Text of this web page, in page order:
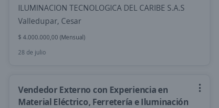
ILUMINACION TECNOLOGICA DEL CARIBE S.A.S
Valledupar, Cesar
$ 4.000.000,00 (Mensual)
28 de julio
Vendedor Externo con Experiencia en
Material Eléctrico, Ferretería e Iluminación